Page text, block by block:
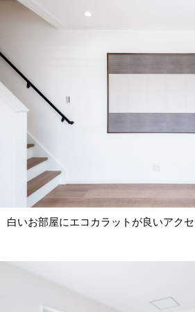
白いお部屋にエコカラットが良いアクセ